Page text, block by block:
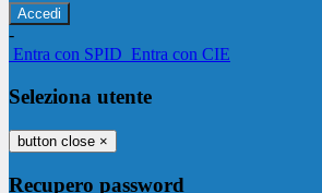
-
Entra con SPID Entra con CIE
Seleziona utente
button close ×
Recupero password